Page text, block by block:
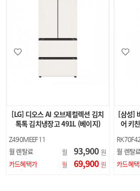
[LG] 디오스 AI 오브제컬렉션 김치
톡톡 김치냉장고 491L (베이지)
Z490MEEF11
월 렌탈료 월 93,900 원
카드혜택가
월 69,900 원
[삼성]
어 키
월 렌탈
카드혜